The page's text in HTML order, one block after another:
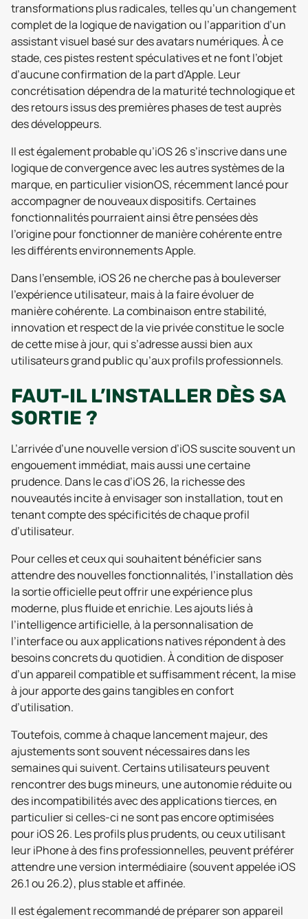
transformations plus radicales, telles qu’un changement
complet de la logique de navigation ou l’apparition d’un
assistant visuel basé sur des avatars numériques. À ce
stade, ces pistes restent spéculatives et ne font l’objet
d’aucune confirmation de la part d’Apple. Leur
concrétisation dépendra de la maturité technologique et
des retours issus des premières phases de test auprès
des développeurs.
Il est également probable qu’iOS 26 s’inscrive dans une
logique de convergence avec les autres systèmes de la
marque, en particulier visionOS, récemment lancé pour
accompagner de nouveaux dispositifs. Certaines
fonctionnalités pourraient ainsi être pensées dès
l’origine pour fonctionner de manière cohérente entre
les différents environnements Apple.
Dans l’ensemble, iOS 26 ne cherche pas à bouleverser
l’expérience utilisateur, mais à la faire évoluer de
manière cohérente. La combinaison entre stabilité,
innovation et respect de la vie privée constitue le socle
de cette mise à jour, qui s’adresse aussi bien aux
utilisateurs grand public qu’aux profils professionnels.
FAUT-IL L’INSTALLER DÈS SA
SORTIE ?
L’arrivée d’une nouvelle version d’iOS suscite souvent un
engouement immédiat, mais aussi une certaine
prudence. Dans le cas d’iOS 26, la richesse des
nouveautés incite à envisager son installation, tout en
tenant compte des spécificités de chaque profil
d’utilisateur.
Pour celles et ceux qui souhaitent bénéficier sans
attendre des nouvelles fonctionnalités, l’installation dès
la sortie officielle peut offrir une expérience plus
moderne, plus fluide et enrichie. Les ajouts liés à
l’intelligence artificielle, à la personnalisation de
l’interface ou aux applications natives répondent à des
besoins concrets du quotidien. À condition de disposer
d’un appareil compatible et suffisamment récent, la mise
à jour apporte des gains tangibles en confort
d’utilisation.
Toutefois, comme à chaque lancement majeur, des
ajustements sont souvent nécessaires dans les
semaines qui suivent. Certains utilisateurs peuvent
rencontrer des bugs mineurs, une autonomie réduite ou
des incompatibilités avec des applications tierces, en
particulier si celles-ci ne sont pas encore optimisées
pour iOS 26. Les profils plus prudents, ou ceux utilisant
leur iPhone à des fins professionnelles, peuvent préférer
attendre une version intermédiaire (souvent appelée iOS
26.1 ou 26.2), plus stable et affinée.
Il est également recommandé de préparer son appareil